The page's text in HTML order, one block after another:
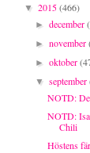
▼ 2015(466)
►december
►november
►oktober
▼september
NOTD:
NOTD:
Chili
Höstens